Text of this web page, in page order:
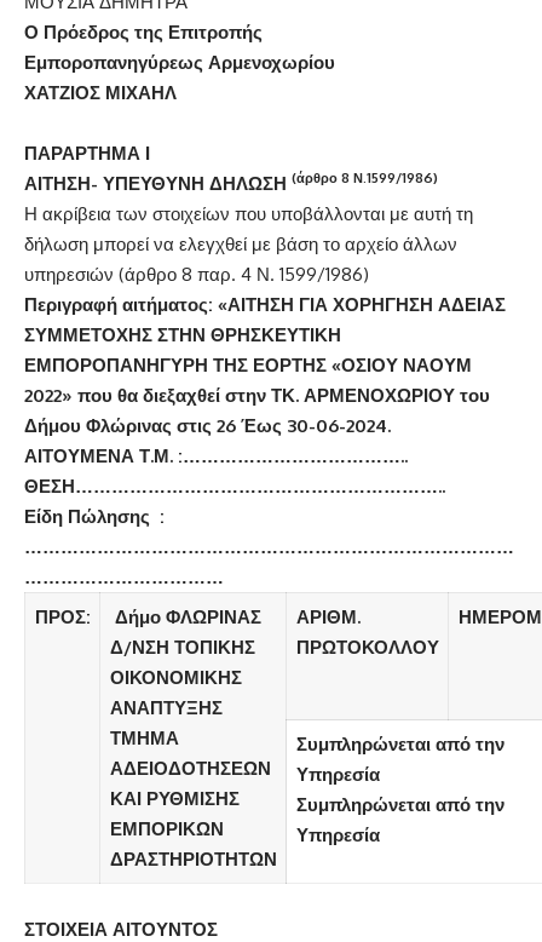
Ο Πρόεδρος της Επιτροπής
Εμποροπανηγύρεως Αρμενοχωρίου
ΧΑΤΖΙΟΣ ΜΙΧΑΗΛ
ΠΑΡΑΡΤΗΜΑ Ι
ΑΙΤΗΣΗ- ΥΠΕΥΘΥΝΗ ΔΗΛΩΣΗ (άρθρο 8 Ν.1599/1986)
Η ακρίβεια των στοιχείων που υποβάλλονται με αυτή τη
δήλωση μπορεί να ελεγχθεί με βάση το αρχείο άλλων
υπηρεσιών (άρθρο 8 παρ. 4 Ν. 1599/1986)
Περιγραφή αιτήματος: «ΑΙΤΗΣΗ ΓΙΑ ΧΟΡΗΓΗΣΗ ΑΔΕΙΑΣ
ΣΥΜΜΕΤΟΧΗΣ ΣΤΗΝ ΘΡΗΣΚΕΥΤΙΚΗ
ΕΜΠΟΡΟΠΑΝΗΓΥΡΗ ΤΗΣ ΕΟΡΤΗΣ «ΟΣΙΟΥ ΝΑΟΥΜ
2022» που θα διεξαχθεί στην ΤΚ. ΑΡΜΕΝΟΧΩΡΙΟΥ του
Δήμου Φλώρινας στις 26 Έως 30-06-2024.
ΑΙΤΟΥΜΕΝΑ Τ.Μ. :………………………………..
ΘΕΣΗ……………………………………………………..
Είδη Πώλησης :
………………………………………………………………………
……………………………
ΠΡΟΣ:
Δήμο ΦΛΩΡΙΝΑΣ
Δ/ΝΣΗ ΤΟΠΙΚΗΣ
ΟΙΚΟΝΟΜΙΚΗΣ
ΑΝΑΠΤΥΞΗΣ
ΤΜΗΜΑ
ΑΔΕΙΟΔΟΤΗΣΕΩΝ
ΚΑΙ ΡΥΘΜΙΣΗΣ
ΕΜΠΟΡΙΚΩΝ
ΔΡΑΣΤΗΡΙΟΤΗΤΩΝ
ΑΡΙΘΜ.
ΠΡΩΤΟΚΟΛΛΟΥ
Συμπληρώνεται από την
Υπηρεσία
Συμπληρώνεται από την
Υπηρεσία
ΣΤΟΙΧΕΙΑ ΑΙΤΟΥΝΤΟΣ